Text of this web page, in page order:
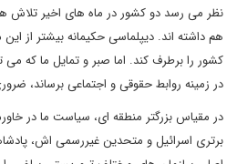
نظر می رسد دو کشور در ماه های اخیر تلاش
هم داشته اند. دیپلماسی حکیمانه بیشتر از
کشور را برطرف کند. اما صبر و تمایل ما که می
در زمینه روابط حقوقی و اجتماعی برساند،
در مقیاس بزرگتر منطقه ای، سیاست ما در
برتری اسرائیل و متحدین غیررسمی اش،